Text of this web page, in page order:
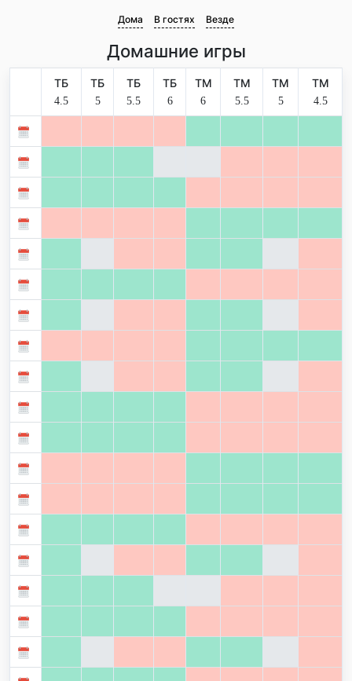
Дома В гостях Везде
Домашние игры
ТБ
4.5
ТБ
5
ТБ
5.5
ТБ
6
ТМ
6
ТМ
5.5
ТМ
5
ТМ
4.5